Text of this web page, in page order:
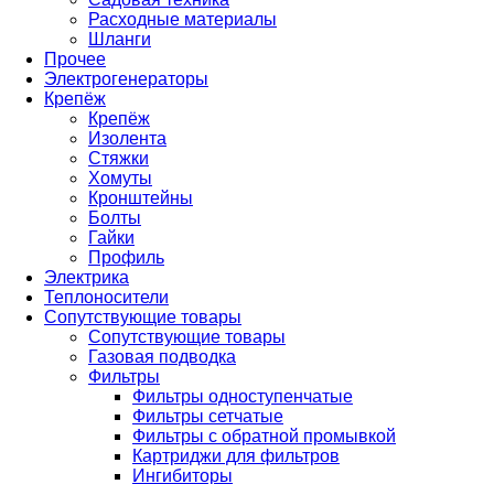
Расходные материалы
Шланги
Прочее
Электрогенераторы
Крепёж
Крепёж
Изолента
Стяжки
Хомуты
Кронштейны
Болты
Гайки
Профиль
Электрика
Теплоносители
Сопутствующие товары
Сопутствующие товары
Газовая подводка
Фильтры
Фильтры одноступенчатые
Фильтры сетчатые
Фильтры с обратной промывкой
Картриджи для фильтров
Ингибиторы